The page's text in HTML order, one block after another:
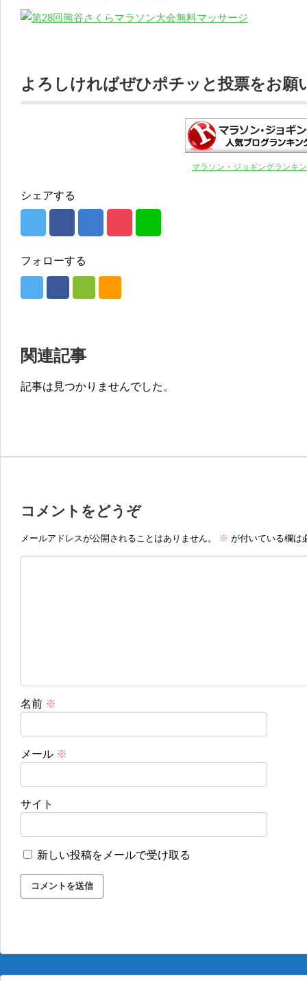
よろしければぜひポチッと投票をお願
マラソン・ジョギングランキ
シェアする
フォローする
関連記事
記事は見つかりませんでした。
コメントをどうぞ
メールアドレスが公開されることはありません。 ※ が付いている欄は
名前 ※
メール ※
サイト
新しい投稿をメールで受け取る